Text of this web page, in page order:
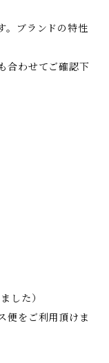
。ブランドの特性
合わせてご確認下
した）
便をご利用頂けま